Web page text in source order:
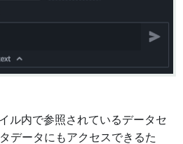
ル内で参照されているデータセ
データにもアクセスできるた